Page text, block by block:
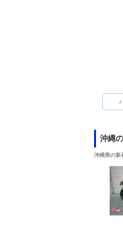
沖縄
沖縄県の新